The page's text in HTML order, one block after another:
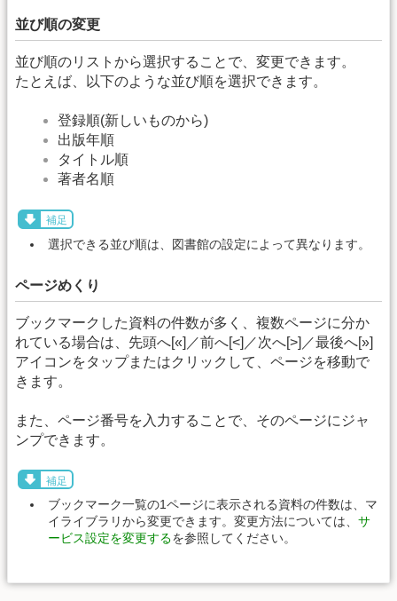
並び順の変更
並び順のリストから選択することで、変更できます。
たとえば、以下のような並び順を選択できます。
登録順(新しいものから)
出版年順
タイトル順
著者名順
補足
選択できる並び順は、図書館の設定によって異なります。
ページめくり
ブックマークした資料の件数が多く、複数ページに分か
れている場合は、先頭へ[«]／前へ[<]／次へ[>]／最後へ[»]
アイコンをタップまたはクリックして、ページを移動で
きます。
また、ページ番号を入力することで、そのページにジャ
ンプできます。
補足
ブックマーク一覧の1ページに表示される資料の件数は、マ
イライブラリから変更できます。変更方法については、 サ
ービス設定を変更するを参照してください。